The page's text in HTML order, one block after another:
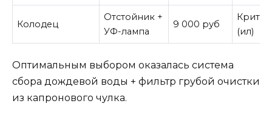
Колодец
Отстойник +
УФ-лампа
9 000 руб
(ил)
Оптимальным выбором оказалась система
сбора дождевой воды + фильтр грубой очистки
из капронового чулка.